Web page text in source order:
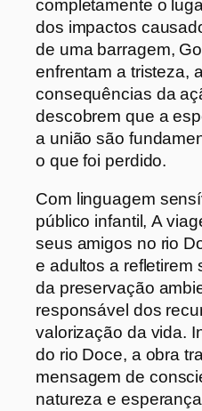
completamente o
dos impactos
de uma barragem,
enfrentam a tristeza,
consequências da
descobrem que a
a união são
o que foi perdido.
Com linguagem
público infantil,A
seus amigos no rio
e adultos a refletirem
da preservação
responsável dos
valorização da vida.
do rio Doce, a obra
mensagem de
natureza e